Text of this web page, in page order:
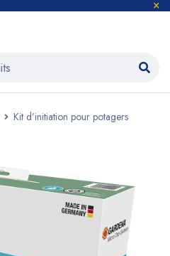
Kit d’initiation pour potagers